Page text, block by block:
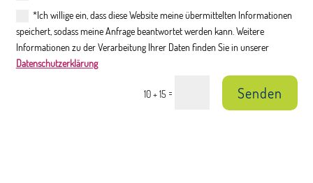
*Ich willige ein, dass diese Website meine übermittelten Informationen
speichert, sodass meine Anfrage beantwortet werden kann. Weitere
Informationen zu der Verarbeitung Ihrer Daten finden Sie in unserer
Datenschutzerklärung
10 + 15= Senden